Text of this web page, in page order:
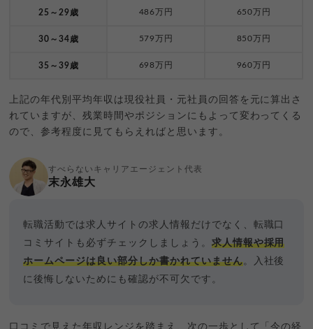
25～29歳 486万円 650万円
30～34歳 579万円 850万円
35～39歳 698万円 960万円
上記の年代別平均年収は現役社員・元社員の回答を元に算出さ
れていますが、残業時間やポジションにもよって変わってくる
ので、参考程度に見てもらえればと思います。
すべらないキャリアエージェント代表
末永雄大
転職活動では求人サイトの求人情報だけでなく、転職口
コミサイトも必ずチェックしましょう。 求人情報や採用
ホームページは良い部分しか書かれていません。入社後
に後悔しないためにも確認が不可欠です。
口コミで見えた年収レンジを踏まえ、次の一歩として「今の経